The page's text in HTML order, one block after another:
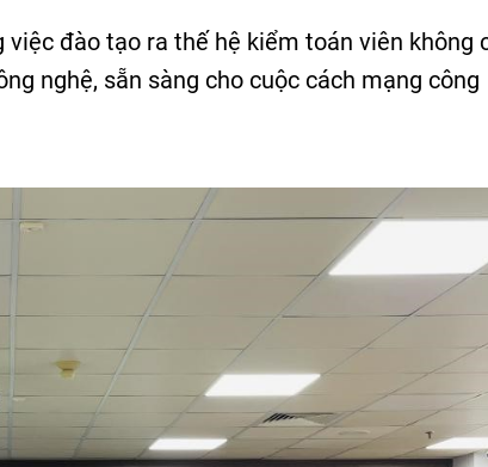
đào tạo ra thế hệ kiểm toán viên không
nghệ, sẵn sàng cho cuộc cách mạng công